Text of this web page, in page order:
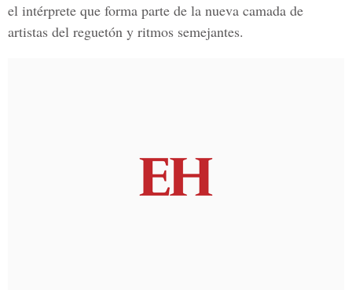
el intérprete que forma parte de la nueva camada de
artistas del reguetón y ritmos semejantes.